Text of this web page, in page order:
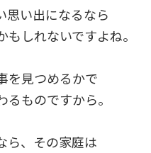
思い出になるなら
もしれないですよね。
を見つめるかで
ものですから。
ら、その家庭は